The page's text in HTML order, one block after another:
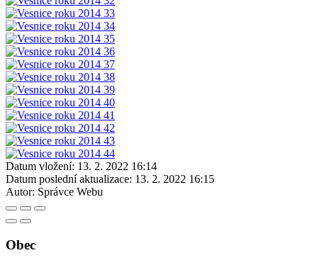
Datum vložení: 13. 2. 2022 16:14
Datum poslední aktualizace: 13. 2. 2022 16:15
Autor: Správce Webu
Obec